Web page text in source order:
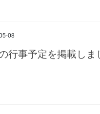
08
行事予定を掲載しま